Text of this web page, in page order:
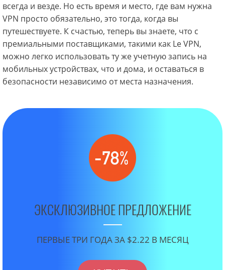
всегда и везде. Но есть время и место, где вам нужна
VPN просто обязательно, это тогда, когда вы
путешествуете. К счастью, теперь вы знаете, что с
премиальными поставщиками, такими как Le VPN,
можно легко использовать ту же учетную запись на
мобильных устройствах, что и дома, и оставаться в
безопасности независимо от места назначения.
ЭКСКЛЮЗИВНОЕ ПРЕДЛОЖЕНИЕ
ПЕРВЫЕ ТРИ ГОДА ЗА $2.22 В МЕСЯЦ